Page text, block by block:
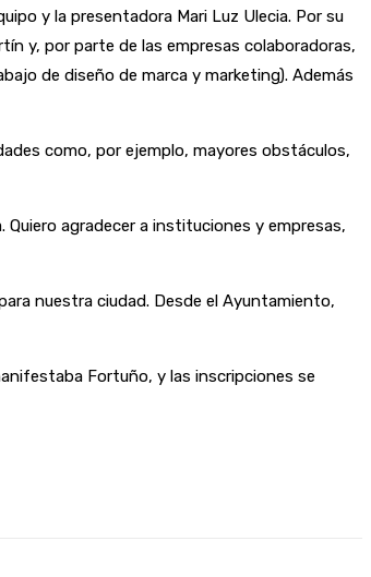
y la presentadora Mari Luz Ulecia. Por su
y, por parte de las empresas colaboradoras,
de diseño de marca y marketing). Además
como, por ejemplo, mayores obstáculos,
agradecer a instituciones y empresas,
nuestra ciudad. Desde el Ayuntamiento,
Fortuño, y las inscripciones se